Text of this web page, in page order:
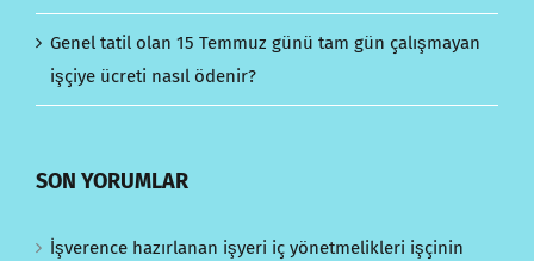
Genel tatil olan 15 Temmuz günü tam gün çalışmayan
işçiye ücreti nasıl ödenir?
SON YORUMLAR
İşverence hazırlanan işyeri iç yönetmelikleri işçinin